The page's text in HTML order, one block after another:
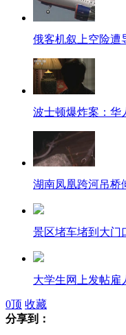
俄客机叙上空险遭
波士顿爆炸案：华
湖南凤凰跨河吊桥
景区堵车堵到大门
大学生网上发帖雇
美国中情局曾向阿
0顶 收藏
分享到：